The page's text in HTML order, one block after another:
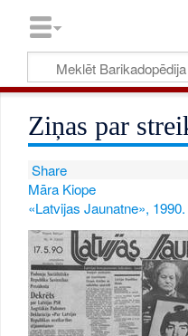
Ziņas par
Share
Māra Kiope
«Latvijas Jaunatne»,